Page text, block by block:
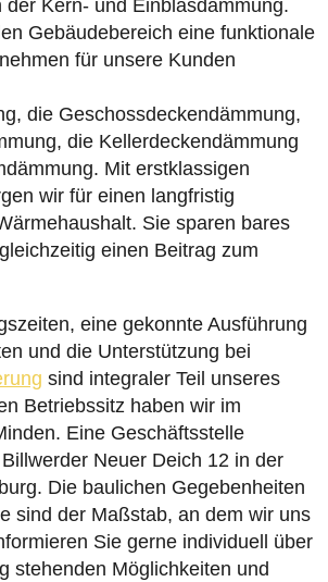
der Kern- und Einblasdämmung.
Gebäudebereich eine funktionale
für unsere Kunden
die Geschossdeckendämmung,
die Kellerdeckendämmung
Mit erstklassigen
wir für einen langfristig
Sie sparen bares
einen Beitrag zum
eine gekonnte Ausführung
und die Unterstützung bei
sind integraler Teil unseres
Betriebssitz haben wir im
Eine Geschäftsstelle
Neuer Deich 12 in der
Die baulichen Gegebenheiten
sind der Maßstab, an dem wir uns
Sie gerne individuell über
stehenden Möglichkeiten und